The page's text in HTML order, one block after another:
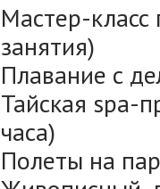
Мастер-
занятия)
Плавание с
Тайская spa-
часа)
Полеты на